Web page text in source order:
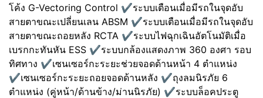
โค้ง G-Vectoring Control ✔️ระบบเตือนเมื่อมีรถในจุดอับ
สายตาขณะเปลี่ยนเลน ABSM ✔️ระบบเตือนเมื่อมีรถในจุดอับ
สายตาขณะถอยหลัง RCTA ✔️ระบบไฟฉุกเฉินอัตโนมัติเมื่อ
เบรกกะทันหัน ESS ✔️ระบบกล้องแสดงภาพ 360 องศา รอบ
ทิศทาง ✔️เซนเซอร์กะระยะช่วยจอดด้านหน้า 4 ตำแหน่ง
✔️เซนเซอร์กะระยะถอยจอดด้านหลัง ✔️ถุงลมนิรภัย 6
ตำแหน่ง (คู่หน้า/ด้านข้าง/ม่านนิรภัย) ✔️ระบบล็อคประตู